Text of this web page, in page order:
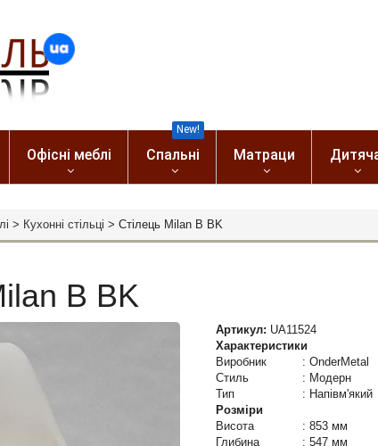
Офісні меблі Спальні
New!
Матраци
> Кухонні стільці > Стілець Milan В BK
В BK
Артикул: UA11524
Характеристики
Виробник
: OnderMetal
Стиль
: Модерн
Тип
: Напівм'який
Розміри
Висота
: 853 мм
Глибина
: 547 мм